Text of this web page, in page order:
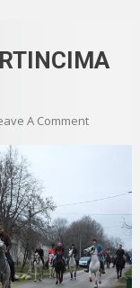
A CommentOn